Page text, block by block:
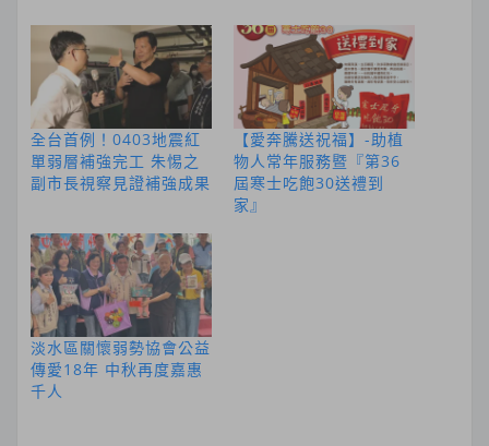
全台首例！0403地震紅
單弱層補強完工 朱惕之
副市長視察見證補強成果
【愛奔騰送祝福】-助植
物人常年服務暨『第36
屆寒士吃飽30送禮到
家』
淡水區關懷弱勢協會公益
傳愛18年 中秋再度嘉惠
千人